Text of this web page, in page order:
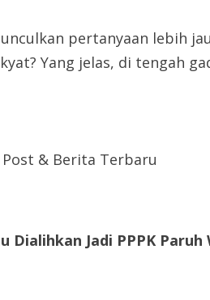
pertanyaan lebih
Yang jelas, di tengah
& Berita Terbaru
Dialihkan Jadi PPPK